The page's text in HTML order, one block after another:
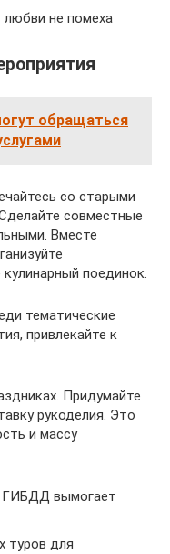
не помеха
обращаться
со старыми
совместные
Вместе
поединок.
тематические
привлекайте к
Придумайте
рукоделия. Это
и массу
ГИБДД вымогает
туров для